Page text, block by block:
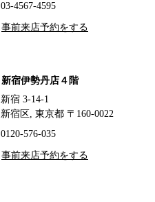
03-4567-4595
事前来店予約をする
新宿伊勢丹店４階
新宿 3-14-1
新宿区, 東京都 〒160-0022
0120-576-035
事前来店予約をする